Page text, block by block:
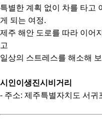
특별한 계획 없이 차를 타고
게 되는 여정.
제주 해안 도로를 따라 이어
고
일상의 스트레스를 해소해
시인이생진시비거리
- 주소: 제주특별자치도 서귀